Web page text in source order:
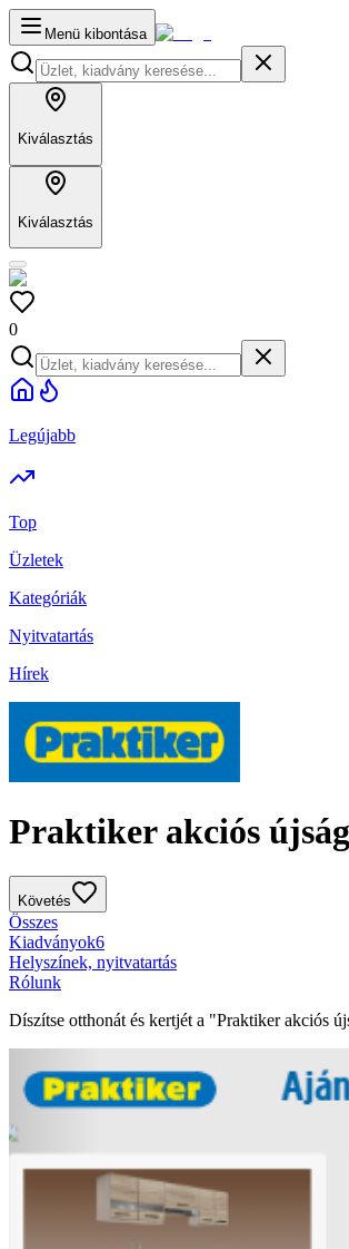
Menü kibontása
Kiválasztás
Kiválasztás
0
Legújabb
Top
Üzletek
Kategóriák
Nyitvatartás
Hírek
Praktiker akciós
Követés
Összes
Kiadványok6
Helyszínek, nyitvatartás
Rólunk
Díszítse otthonát és kertjét a "Praktiker akciós